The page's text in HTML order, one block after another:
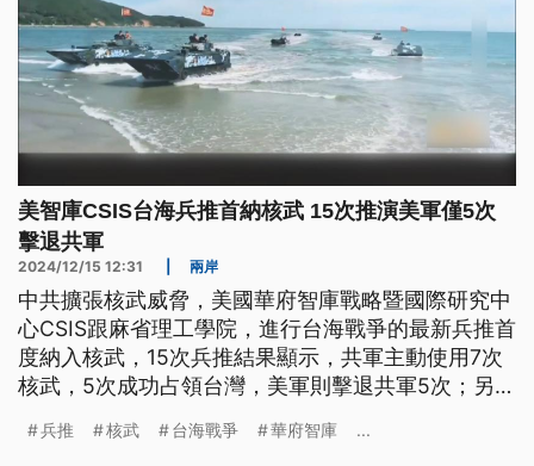
美智庫CSIS台海兵推首納核武 15次推演美軍僅5次
擊退共軍
2024/12/15 12:31 兩岸
中共擴張核武威脅，美國華府智庫戰略暨國際研究中
心CSIS跟麻省理工學院，進行台海戰爭的最新兵推首
度納入核武，15次兵推結果顯示，共軍主動使用7次
核武，5次成功占領台灣，美軍則擊退共軍5次；另外
（15）日抵達台北港，預計晚間卸貨，載往陸軍湖口
兵推 核武 台海戰爭 華府智庫 ...